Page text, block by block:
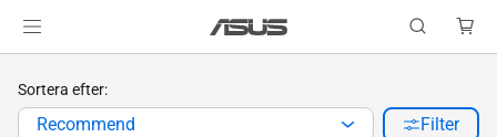
Sortera efter:
Recommend Filter